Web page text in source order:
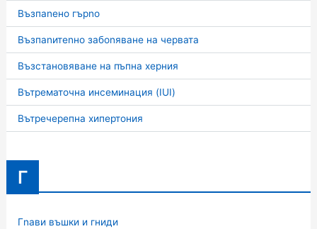
Възпаnено гърnо
Възпаnитеnно забоnяване на червата
Възстановяване на пъпна херния
Вътрематочна инсеминация (IUI)
Вътречерепна хипертония
Г
Гnави въшки и гниди